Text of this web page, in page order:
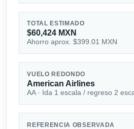
TOTAL ESTIMADO
$60,424 MXN
Ahorro aprox. $399.01 MXN
VUELO REDONDO
American Airlines
AA · Ida 1 escala / regreso 2
REFERENCIA OBSERVADA